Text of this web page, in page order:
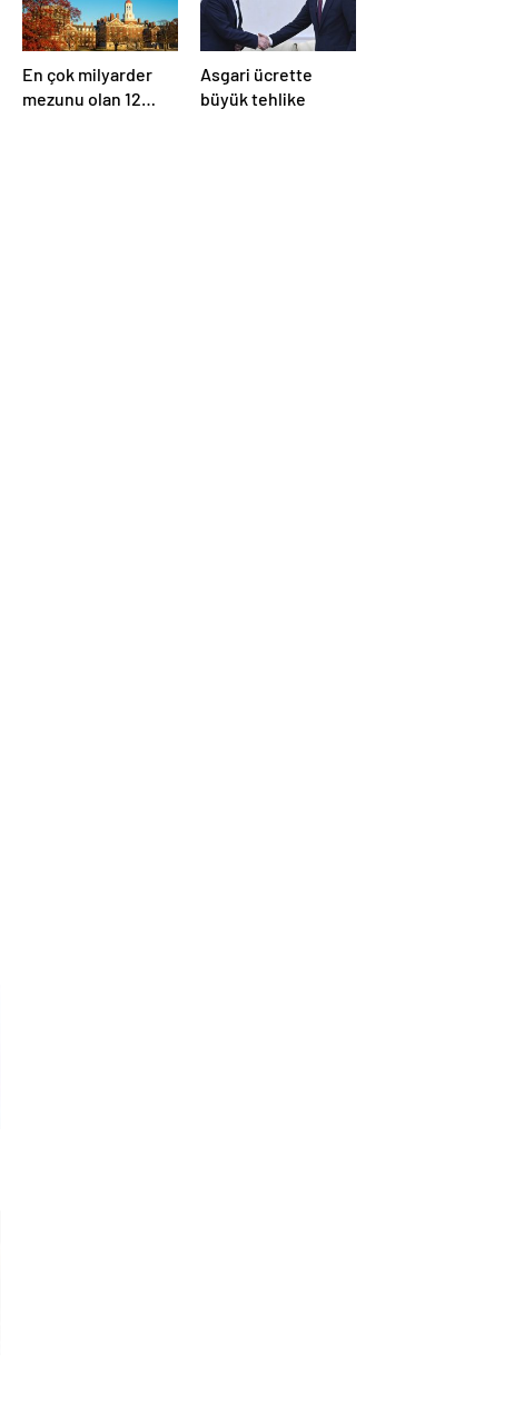
En çok milyarder
mezunu olan 12
Asgari ücrette
büyük tehlike